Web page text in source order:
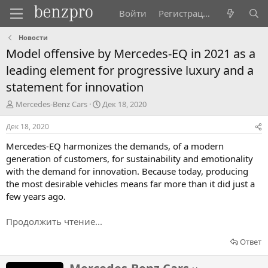
Войти Регистрация
Новости
Model offensive by Mercedes-EQ in 2021 as a
leading element for progressive luxury and a
statement for innovation
А
в
т
о
р
т
е
ы
Mercedes-Benz Cars
Д
а
а
н
а
ч
л
Дек 18, 2020
Дек 18, 2020
Mercedes-EQ harmonizes the demands, of a modern
generation of customers, for sustainability and emotionality
with the demand for innovation. Because today, producing
the most desirable vehicles means far more than it did just a
few years ago.
Продолжить чтение...
Ответ
Н